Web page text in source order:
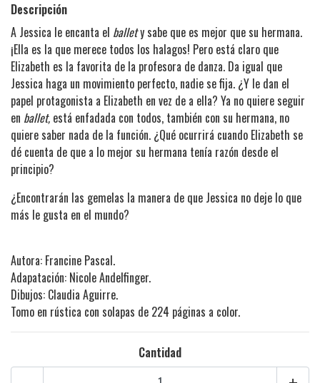
Descripción
A Jessica le encanta el ballety sabe que es mejor que su hermana.
¡Ella es la que merece todos los halagos! Pero está claro que
Elizabeth es la favorita de la profesora de danza. Da igual que
Jessica haga un movimiento perfecto, nadie se fija. ¿Y le dan el
papel protagonista a Elizabeth en vez de a ella? Ya no quiere seguir
en ballet, está enfadada con todos, también con su hermana, no
quiere saber nada de la función. ¿Qué ocurrirá cuando Elizabeth se
dé cuenta de que a lo mejor su hermana tenía razón desde el
principio?
¿Encontrarán las gemelas la manera de que Jessica no deje lo que
más le gusta en el mundo?
Autora: Francine Pascal.
Adapatación: Nicole Andelfinger.
Dibujos: Claudia Aguirre.
Tomo en rústica con solapas de 224 páginas a color.
Cantidad